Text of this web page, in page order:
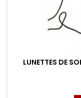
LUNETTES DE